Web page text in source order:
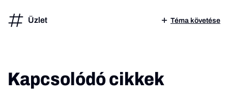
Üzlet Téma követése
Kapcsolódó cikkek